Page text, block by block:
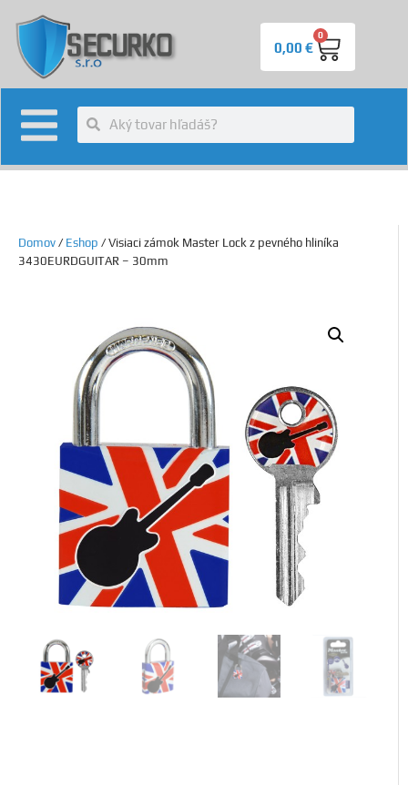
0,00€
0
Domov / Eshop / Visiaci zámok Master Lock z pevného hliníka
3430EURDGUITAR – 30mm